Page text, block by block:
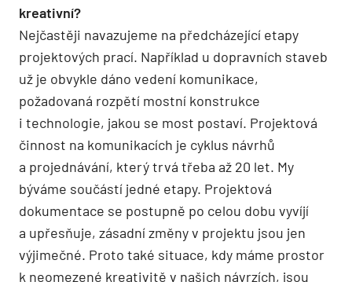
kreativní?
Nejčastěji navazujeme na předcházející etapy
projektových prací. Například u dopravních staveb
už je obvykle dáno vedení komunikace,
požadovaná rozpětí mostní konstrukce
i technologie, jakou se most postaví. Projektová
činnost na komunikacích je cyklus návrhů
a projednávání, který trvá třeba až 20 let. My
býváme součástí jedné etapy. Projektová
dokumentace se postupně po celou dobu vyvíjí
a upřesňuje, zásadní změny v projektu jsou jen
výjimečné. Proto také situace, kdy máme prostor
k neomezené kreativitě v našich návrzích, jsou